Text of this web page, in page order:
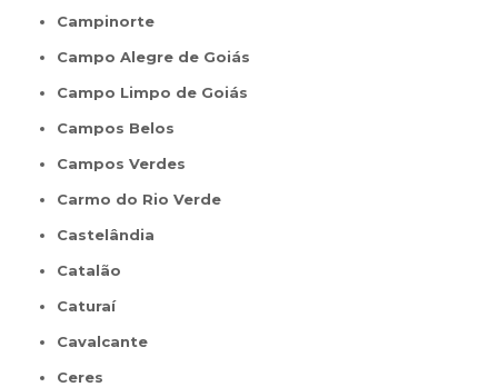
Campinorte
Campo Alegre de Goiás
Campo Limpo de Goiás
Campos Belos
Campos Verdes
Carmo do Rio Verde
Castelândia
Catalão
Caturaí
Cavalcante
Ceres